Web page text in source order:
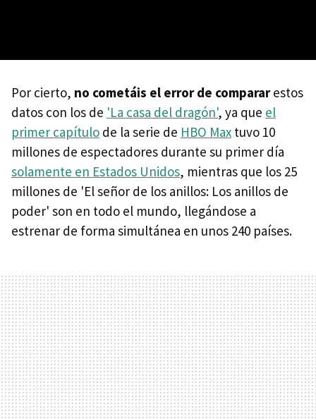
Por cierto, no cometáis el error de compararestos
datos con los de 'La casa del dragón', ya que el
primer capítulo de la serie de HBO Max tuvo 10
millones de espectadores durante su primer día
solamente en Estados Unidos, mientras que los 25
millones de 'El señor de los anillos: Los anillos de
poder' son en todo el mundo, llegándose a
estrenar de forma simultánea en unos 240 países.